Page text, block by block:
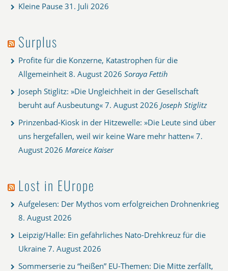
Kleine Pause 31. Juli 2026
Surplus
Profite für die Konzerne, Katastrophen für die
Allgemeinheit 8. August 2026 Soraya Fettih
Joseph Stiglitz: »Die Ungleichheit in der Gesellschaft
beruht auf Ausbeutung« 7. August 2026 Joseph Stiglitz
Prinzenbad-Kiosk in der Hitzewelle: »Die Leute sind über
uns hergefallen, weil wir keine Ware mehr hatten« 7.
August 2026 Mareice Kaiser
Lost in EUrope
Aufgelesen: Der Mythos vom erfolgreichen Drohnenkrieg
8. August 2026
Leipzig/Halle: Ein gefährliches Nato-Drehkreuz für die
Ukraine 7. August 2026
Sommerserie zu “heißen” EU-Themen: Die Mitte zerfällt,